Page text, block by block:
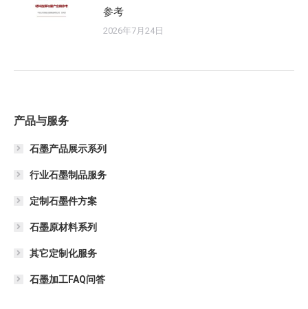
参考
2026年7月24日
产品与服务
石墨产品展示系列
行业石墨制品服务
定制石墨件方案
石墨原材料系列
其它定制化服务
石墨加工FAQ问答